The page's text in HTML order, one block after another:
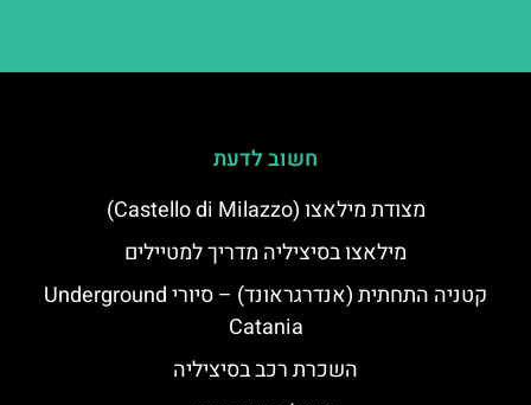
חשוב לדעת
מצודת מילאצו (Castello di Milazzo)
מילאצו בסיציליה מדריך למטיילים
קטניה התחתית (אנדרגראונד) – סיורי Underground
Catania
השכרת רכב בסיציליה